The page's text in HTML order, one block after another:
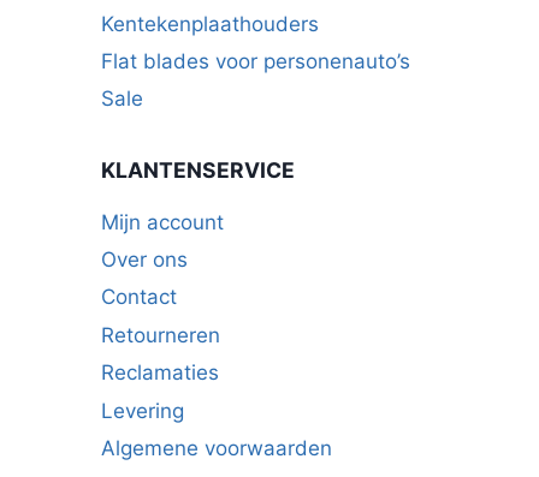
Kentekenplaathouders
Flat blades voor personenauto’s
Sale
KLANTENSERVICE
Mijn account
Over ons
Contact
Retourneren
Reclamaties
Levering
Algemene voorwaarden